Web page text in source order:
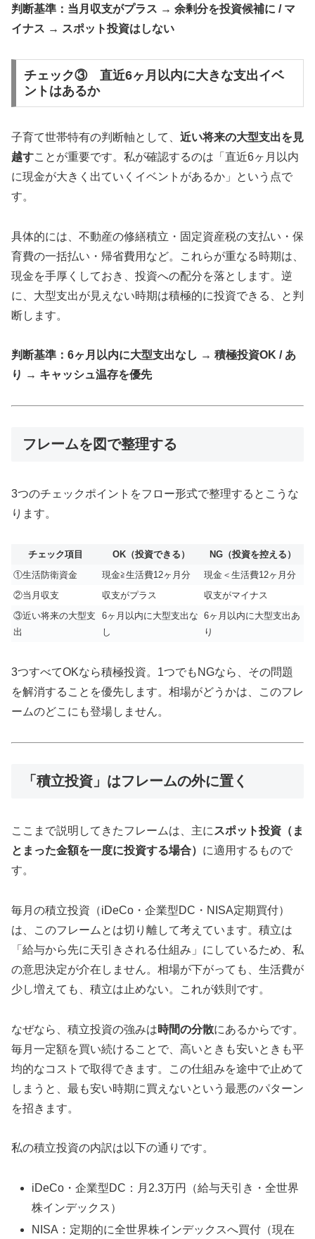
判断基準：当月収支がプラス → 余剰分を投資候補に / マ
イナス → スポット投資はしない
チェック③ 直近6ヶ月以内に大きな支出イベ
ントはあるか
子育て世帯特有の判断軸として、 近い将来の大型支出を見
越すことが重要です。私が確認するのは「直近6ヶ月以内
に現金が大きく出ていくイベントがあるか」という点で
す。
具体的には、不動産の修繕積立・固定資産税の支払い・保
育費の一括払い・帰省費用など。これらが重なる時期は、
現金を手厚くしておき、投資への配分を落とします。逆
に、大型支出が見えない時期は積極的に投資できる、と判
断します。
判断基準：6ヶ月以内に大型支出なし → 積極投資OK / あ
り → キャッシュ温存を優先
フレームを図で整理する
3つのチェックポイントをフロー形式で整理するとこうな
ります。
チェック項目 OK（投資できる）
NG（投資を控える）
①生活防衛資金
現金≧生活費12ヶ月分
現金＜生活費12ヶ月分
②当月収支
収支がプラス
収支がマイナス
③近い将来の大型支
出
6ヶ月以内に大型支出な
し
6ヶ月以内に大型支出あ
り
3つすべてOKなら積極投資。1つでもNGなら、その問題
を解消することを優先します。相場がどうかは、このフレ
ームのどこにも登場しません。
「積立投資」はフレームの外に置く
ここまで説明してきたフレームは、主に スポット投資（ま
とまった金額を一度に投資する場合） に適用するもので
す。
毎月の積立投資（iDeCo・企業型DC・NISA定期買付）
は、このフレームとは切り離して考えています。積立は
「給与から先に天引きされる仕組み」にしているため、私
の意思決定が介在しません。相場が下がっても、生活費が
少し増えても、積立は止めない。これが鉄則です。
なぜなら、積立投資の強みは時間の分散にあるからです。
毎月一定額を買い続けることで、高いときも安いときも平
均的なコストで取得できます。この仕組みを途中で止めて
しまうと、最も安い時期に買えないという最悪のパターン
を招きます。
私の積立投資の内訳は以下の通りです。
iDeCo・企業型DC：月2.3万円（給与天引き・全世界
株インデックス）
NISA：定期的に全世界株インデックスへ買付（現在